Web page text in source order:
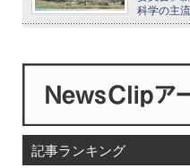
科学の主
記事ランキング